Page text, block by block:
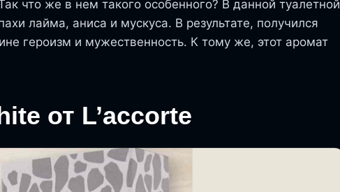
что же в нем такого особенного? В данной туалетной
лайма, аниса и мускуса. В результате, получился
героизм и мужественность. К тому же, этот аромат
от L’accorte